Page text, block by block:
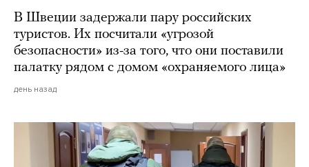
В Швеции задержали пару российских
туристов. Их посчитали «угрозой
безопасности» из-за того, что они поставили
палатку рядом с домом «охраняемого лица»
день назад